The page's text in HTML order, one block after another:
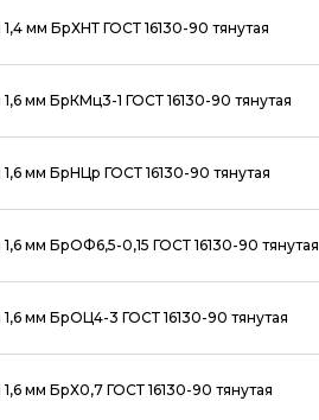
мм БрХНТ ГОСТ 16130-90 тянутая
мм БрКМц3-1 ГОСТ 16130-90 тянутая
мм БрНЦр ГОСТ 16130-90 тянутая
мм БрОФ6,5-0,15 ГОСТ 16130-90 тянутая
мм БрОЦ4-3 ГОСТ 16130-90 тянутая
мм БрХ0,7 ГОСТ 16130-90 тянутая